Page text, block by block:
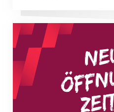
Neue Empfangszeiten ab